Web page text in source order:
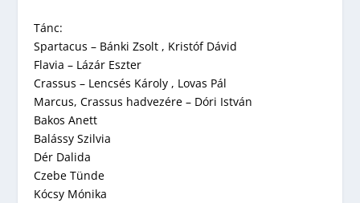
Tánc:
Spartacus – Bánki Zsolt , Kristóf Dávid
Flavia – Lázár Eszter
Crassus – Lencsés Károly , Lovas Pál
Marcus, Crassus hadvezére – Dóri István
Bakos Anett
Balássy Szilvia
Dér Dalida
Czebe Tünde
Kócsy Mónika